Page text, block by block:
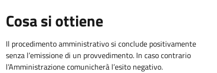
Cosa si ottiene
Il procedimento amministrativo si conclude positivamente
senza l’emissione di un provvedimento. In caso contrario
l’Amministrazione comunicherà l’esito negativo.